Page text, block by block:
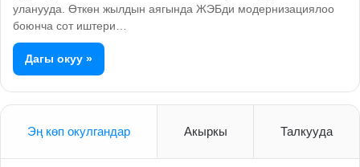
уланууда. Өткөн жылдын аягында ЖЭБди модернизациялоо
боюнча сот иштери…
Дагы окуу »
Эң көп окулгандар Акыркы Талкууда